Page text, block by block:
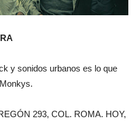
y sonidos urbanos es lo que
293, COL. ROMA. HOY,